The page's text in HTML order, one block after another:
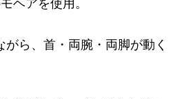
ヘアを使用。
ら、首・両腕・両脚が動く